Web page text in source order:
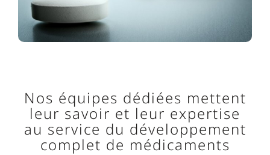
Nos équipes dédiées mettent
leur savoir et leur expertise
au service du développement
complet de médicaments